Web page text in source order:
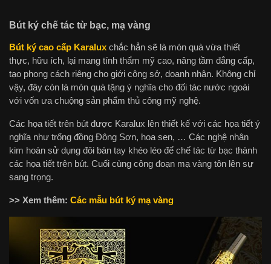
Bút ký chế tác từ bạc, mạ vàng
Bút ký cao cấp Karalux chắc hẳn sẽ là món quà vừa thiết
thực, hữu ích, lại mang tính thẩm mỹ cao, nâng tầm đẳng cấp,
tạo phong cách riêng cho giới công sở, doanh nhân. Không chỉ
vậy, đây còn là món quà tặng ý nghĩa cho đối tác nước ngoài
với vốn ưa chuộng sản phẩm thủ công mỹ nghệ.
Các họa tiết trên bút được Karalux lên thiết kế với các họa tiết ý
nghĩa như trống đồng Đông Sơn, hoa sen, … Các nghệ nhân
kim hoàn sử dụng đôi bàn tay khéo léo để chế tác từ bạc thành
các họa tiết trên bút. Cuối cùng công đoạn mạ vàng tôn lên sự
sang trọng.
>> Xem thêm: Các mẫu bút ký mạ vàng